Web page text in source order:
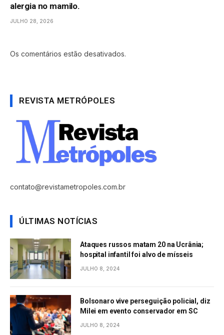
alergia no mamilo.
JULHO 28, 2026
Os comentários estão desativados.
REVISTA METRÓPOLES
contato@revistametropoles.com.br
ÚLTIMAS NOTÍCIAS
Ataques russos matam 20 na Ucrânia;
hospital infantil foi alvo de mísseis
JULHO 8, 2024
Bolsonaro vive perseguição policial, diz
Milei em evento conservador em SC
JULHO 8, 2024